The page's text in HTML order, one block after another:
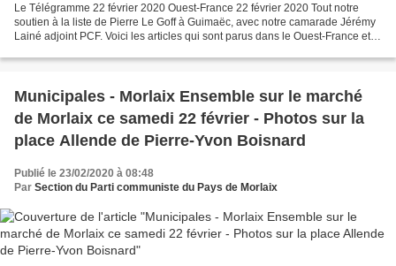
Le Télégramme 22 février 2020 Ouest-France 22 février 2020 Tout notre
soutien à la liste de Pierre Le Goff à Guimaëc, avec notre camarade Jérémy
Lainé adjoint PCF. Voici les articles qui sont parus dans le Ouest-France et
Municipales - Morlaix Ensemble sur le marché
de Morlaix ce samedi 22 février - Photos sur la
place Allende de Pierre-Yvon Boisnard
Publié le 23/02/2020 à 08:48
Par Section du Parti communiste du Pays de Morlaix